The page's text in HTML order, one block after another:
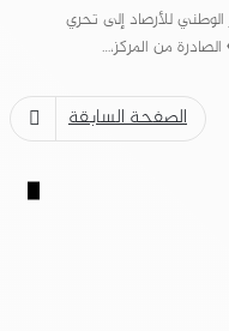
الوطني للأرصاد إلى تحري
من المركز،…
الصفحة السابقة